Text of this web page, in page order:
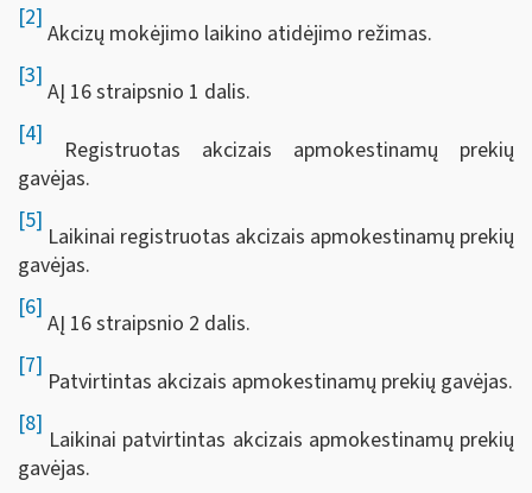
[2]
Akcizų mokėjimo laikino atidėjimo režimas.
[3]
AĮ 16 straipsnio 1 dalis.
[4]
Registruotas akcizais apmokestinamų prekių
gavėjas.
[5]
Laikinai registruotas akcizais apmokestinamų prekių
gavėjas.
[6]
AĮ 16 straipsnio 2 dalis.
[7]
Patvirtintas akcizais apmokestinamų prekių gavėjas.
[8]
Laikinai patvirtintas akcizais apmokestinamų prekių
gavėjas.